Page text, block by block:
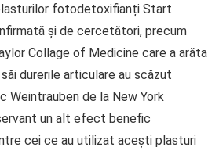
fotodetoxifianți Start
și de cercetători, precum
Collage of Medicine care a arăta
durerile articulare au scăzut
Weintrauben de la New York
un alt efect benefic
cei ce au utilizat acești plasturi